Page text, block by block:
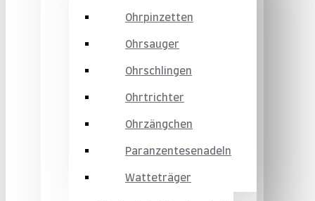
Ohrpinzetten
Ohrsauger
Ohrschlingen
Ohrtrichter
Ohrzängchen
Paranzentesenadeln
Watteträger